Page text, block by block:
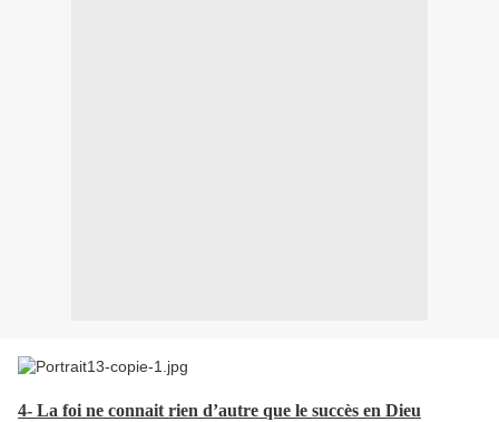
4- La foi ne connait rien d’autre que le succès en Dieu